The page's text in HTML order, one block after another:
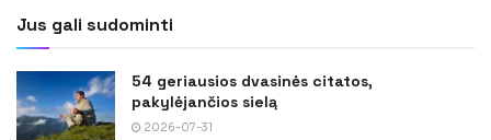
Jus gali sudominti
54 geriausios dvasinės citatos,
pakylėjančios sielą
2026-07-31